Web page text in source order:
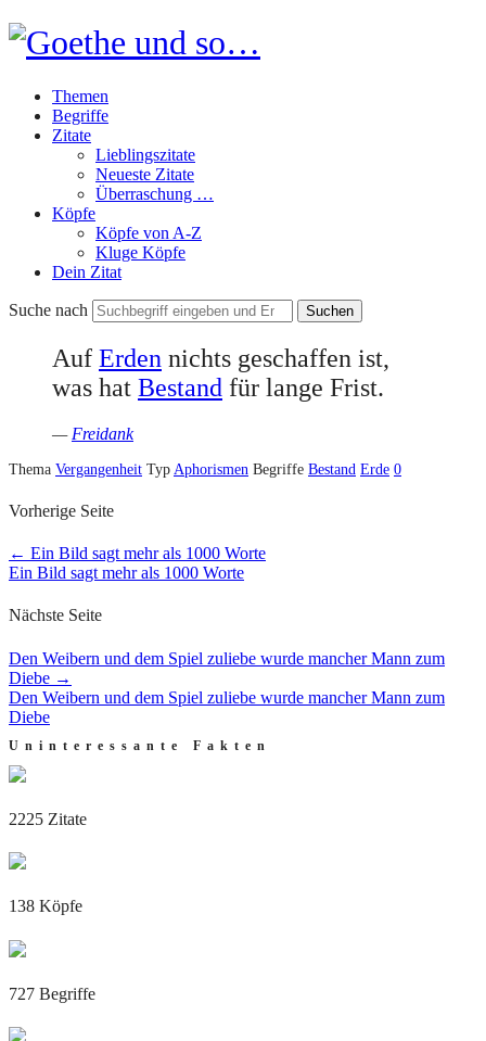
Goethe
und
so…
Themen
Begriffe
Zitate
Lieblingszitate
Neueste Zitate
Überraschung …
Köpfe
Köpfe von A-Z
Kluge Köpfe
Dein Zitat
Suche nach
Auf Erden nichts geschaffen ist,
was hat Bestand für lange Frist.
— Freidank
Thema Vergangenheit Typ Aphorismen Begriffe Bestand Erde 0
Vorherige Seite
← Ein Bild sagt mehr als 1000 Worte
Ein Bild sagt mehr als 1000 Worte
Nächste Seite
Den Weibern und dem Spiel zuliebe wurde mancher Mann zum
Diebe →
Den Weibern und dem Spiel zuliebe wurde mancher Mann zum
Diebe
Uninteressante Fakten
2225 Zitate
138 Köpfe
727 Begriffe